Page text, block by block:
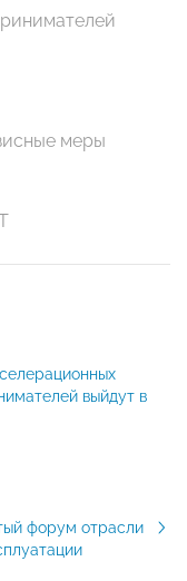
меры
выйдут в
форум отрасли